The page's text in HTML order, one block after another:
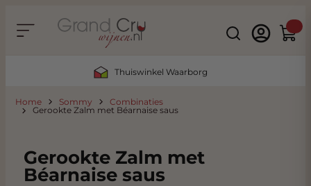
Search
Duurzaam & CO2 Neutraal
Home Sommy
Combinaties
Gerookte Zalm met Béarnaise saus
Gerookte Zalm met
Béarnaise saus